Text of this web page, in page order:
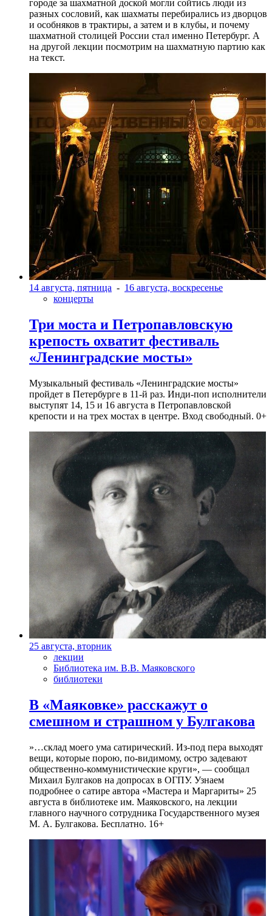
городе за шахматной доской могли сойтись люди из
разных сословий, как шахматы перебирались из дворцов
и особняков в трактиры, а затем и в клубы, и почему
шахматной столицей России стал именно Петербург. А
на другой лекции посмотрим на шахматную партию как
на текст.
14 августа, пятница - 16 августа, воскресенье
концерты
Три моста и Петропавловскую
крепость охватит фестиваль
«Ленинградские мосты»
Музыкальный фестиваль «Ленинградские мосты»
пройдет в Петербурге в 11-й раз. Инди-поп исполнители
выступят 14, 15 и 16 августа в Петропавловской
крепости и на трех мостах в центре. Вход свободный. 0+
25 августа, вторник
лекции
Библиотека им. В.В. Маяковского
библиотеки
В «Маяковке» расскажут о
смешном и страшном у Булгакова
»…склад моего ума сатирический. Из-под пера выходят
вещи, которые порою, по-видимому, остро задевают
общественно-коммунистические круги», — сообщал
Михаил Булгаков на допросах в ОГПУ. Узнаем
подробнее о сатире автора «Мастера и Маргариты» 25
августа в библиотеке им. Маяковского, на лекции
главного научного сотрудника Государственного музея
М. А. Булгакова. Бесплатно. 16+